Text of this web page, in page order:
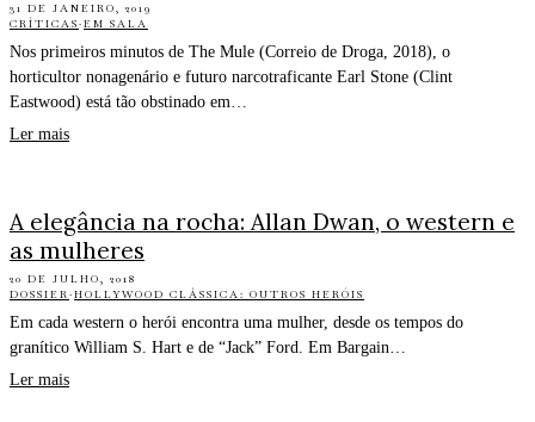
31 DE JANEIRO, 2019
CRÍTICAS·EM SALA
Nos primeiros minutos de The Mule (Correio de Droga, 2018), o
horticultor nonagenário e futuro narcotraficante Earl Stone (Clint
Eastwood) está tão obstinado em…
Ler mais
A elegância na rocha: Allan Dwan, o western e
as mulheres
20 DE JULHO, 2018
DOSSIER·HOLLYWOOD CLÁSSICA: OUTROS HERÓIS
Em cada western o herói encontra uma mulher, desde os tempos do
granítico William S. Hart e de “Jack” Ford. Em Bargain…
Ler mais